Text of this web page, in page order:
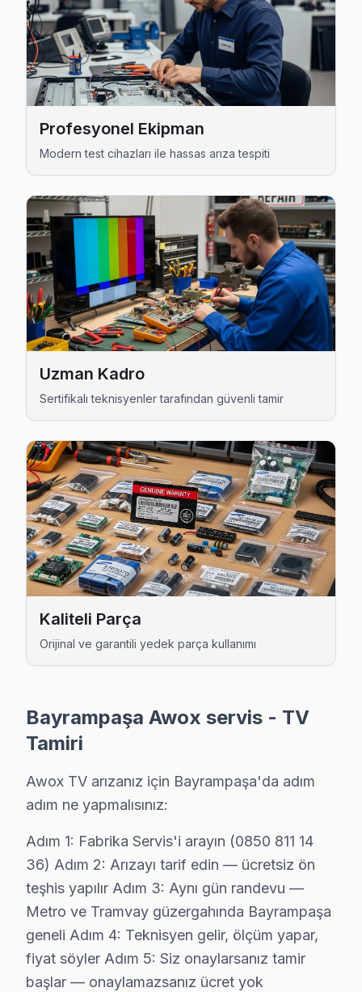
Yenidoğan Awox Servis
Bayrampaşa'da Yenidoğan mahallesi için Awox TV fiyat
Bayrampaşa Awox Servis →
Awox TV'nizin Yıldırım adresine gelen ekibimiz
Bayrampaşa Awox Servis →
Bayrampaşa Awox TV Servis Hizmet Bölgesi
Bayrampaşa bölgesine kapıya gelen Awox TV tamir servisi
Awox Uzman Teknisyen Ekibi — Bayrampaşa
Emre K. — Awox Servis Uzmanı
· Orijinal ve OEM yedek parça tedarikçisi
· 2010'dan günümüze tüm Awox modelleri
Bayrampaşa Servis İstatistikleri
· Bayrampaşa'de520+
· Ortalama tamir süresi:2–3 iş günü
· Tüm işlemler2 yıl garantili
Bu sayfayla ilgili hizmet sayfaları:
↑ Bayrampaşa TV Servis Merkezi
Profesyonel Ekipman
Modern test cihazları ile hassas arıza tespiti
Uzman Kadro
Sertifikalı teknisyenler tarafından güvenli tamir
Kaliteli Parça
Orijinal ve garantili yedek parça kullanımı
Bayrampaşa Awox servis - TV
Tamiri
Awox TV arızanız için Bayrampaşa'da adım
adım ne yapmalısınız:
Adım 1: Fabrika Servis'i arayın (0850 811 14
36) Adım 2: Arızayı tarif edin — ücretsiz ön
teşhis yapılır Adım 3: Aynı gün randevu —
Metro ve Tramvay güzergahında Bayrampaşa
geneli Adım 4: Teknisyen gelir, ölçüm yapar,
fiyat söyler Adım 5: Siz onaylarsanız tamir
başlar — onaylamazsanız ücret yok